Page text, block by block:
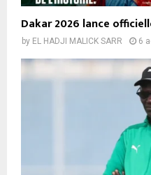
Dakar 2026 lance
by EL HADJI MALICK SARR 6